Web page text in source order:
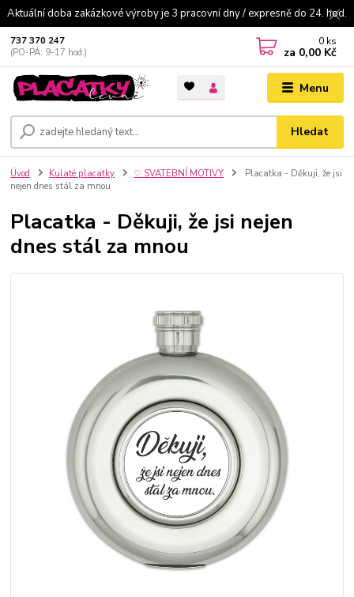
Aktuální doba zakázkové výroby je 3 pracovní dny / expresně do 24. hod.
Menu
Hledat
737 370 247
(PO-PÁ: 9-17 hod.)
0 ks
za 0,00 Kč
Úvod Kulaté placatky ♡ SVATEBNÍ MOTIVY
Placatka - Děkuji, že jsi
nejen dnes stál za mnou
Placatka - Děkuji, že jsi nejen
dnes stál za mnou